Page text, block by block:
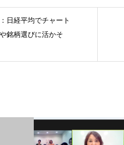
日経平均でチャート
銘柄選びに活かそ